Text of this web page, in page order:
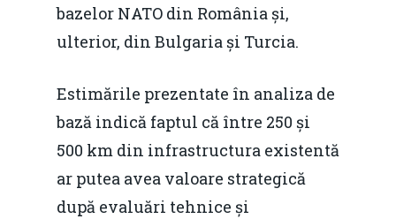
bazelor NATO din România și,
ulterior, din Bulgaria și Turcia.
Estimările prezentate în analiza de
bază indică faptul că între 250 și
500 km din infrastructura existentă
ar putea avea valoare strategică
după evaluări tehnice și